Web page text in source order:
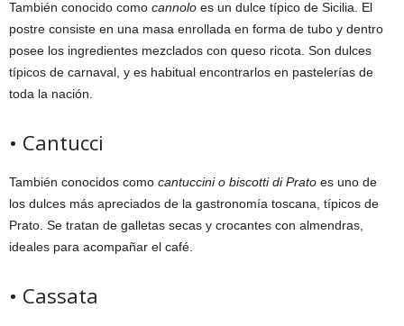
También conocido como cannolo es un dulce típico de Sicilia. El
postre consiste en una masa enrollada en forma de tubo y dentro
posee los ingredientes mezclados con queso ricota. Son dulces
típicos de carnaval, y es habitual encontrarlos en pastelerías de
toda la nación.
• Cantucci
También conocidos como cantuccini o biscotti di Prato es uno de
los dulces más apreciados de la gastronomía toscana, típicos de
Prato. Se tratan de galletas secas y crocantes con almendras,
ideales para acompañar el café.
• Cassata